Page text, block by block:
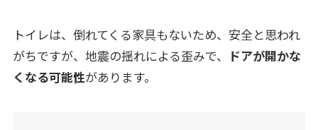
トイレは、倒れてくる家具もないため、安全と思われ
がちですが、地震の揺れによる歪みで、 ドアが開かな
くなる可能性があります。